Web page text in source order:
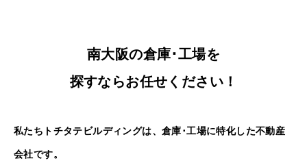
南大阪の倉庫･工場を
探すならお任せください！
私たちトチタテビルディングは、倉庫･工場に特化した不動産
会社です。